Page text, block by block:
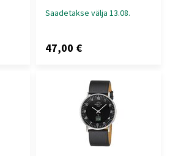
Saadetakse välja 13.08.
47,00 €